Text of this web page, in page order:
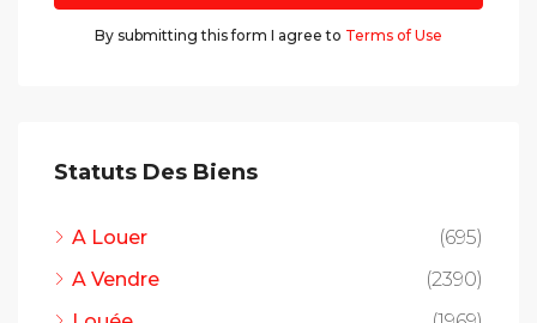
By submitting this form I agree to Terms of Use
Statuts Des Biens
A Louer
(695)
A Vendre
(2390)